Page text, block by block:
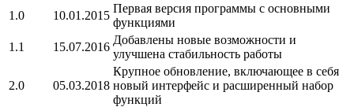
1.0 10.01.2015
Первая версия программы с основными
функциями
1.1
15.07.2016
Добавлены новые возможности и
улучшена стабильность работы
2.0 05.03.2018
Крупное обновление, включающее в себя
новый интерфейс и расширенный набор
функций